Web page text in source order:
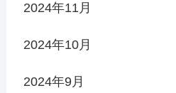
2024年11月
2024年10月
2024年9月